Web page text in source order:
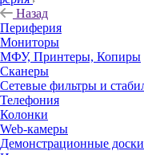
Назад
Периферия
Мониторы
МФУ, Принтеры, Копиры
Сканеры
Сетевые фильтры и
Телефония
Колонки
Web-камеры
Демонстрационные доски